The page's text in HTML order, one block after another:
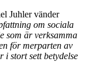
Juhler vänder
om sociala
som är verksamma
för merparten av
i stort sett betydelse